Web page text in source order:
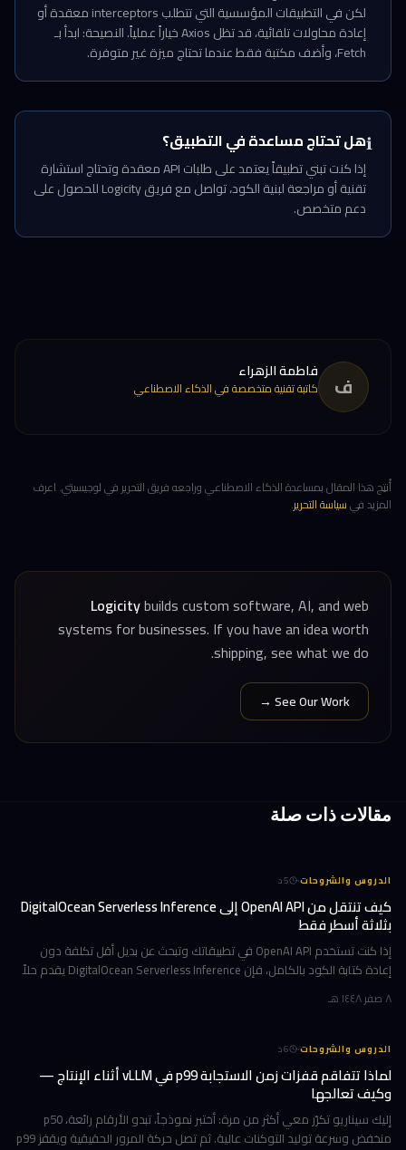
لكن في التطبيقات المؤسسية التي تتطلب interceptors معقدة أو
إعادة محاولات تلقائية، قد تظل Axios خياراً عملياً. النصيحة: ابدأ بـ
Fetch، وأضف مكتبة فقط عندما تحتاج ميزة غير متوفرة.
ℹ️هل تحتاج مساعدة في التطبيق؟
إذا كنت تبني تطبيقاً يعتمد على طلبات API معقدة وتحتاج استشارة
تقنية أو مراجعة لبنية الكود، تواصل مع فريق Logicity للحصول على
دعم متخصص.
ف فاطمة الزهراء
كاتبة تقنية متخصصة في الذكاء الاصطناعي
أُنتِج هذا المقال بمساعدة الذكاء الاصطناعي وراجعه فريق التحرير في لوجيسيتي. اعرف
المزيد فيسياسة التحرير.
Logicitybuilds custom software, AI, and web
systems for businesses. If you have an idea worth
shipping, see what we do.
See Our Work →
مقالات ذات صلة
الدروس والشروحات·
5د
كيف تنتقل من OpenAI API إلى DigitalOcean Serverless Inference
بثلاثة أسطر فقط
إذا كنت تستخدم OpenAI API في تطبيقاتك وتبحث عن بديل أقل تكلفة دون
إعادة كتابة الكود بالكامل، فإن DigitalOcean Serverless Inference يقدم حلاً
٨ صفر ١٤٤٨ هـ
الدروس والشروحات·
6د
لماذا تتفاقم قفزات زمن الاستجابة p99 في vLLM أثناء الإنتاج —
وكيف تعالجها
إليك سيناريو تكرّر معي أكثر من مرة: أختبر نموذجاً، تبدو الأرقام رائعة، p50
منخفض وسرعة توليد التوكنات عالية. ثم تصل حركة المرور الحقيقية ويقفز p99